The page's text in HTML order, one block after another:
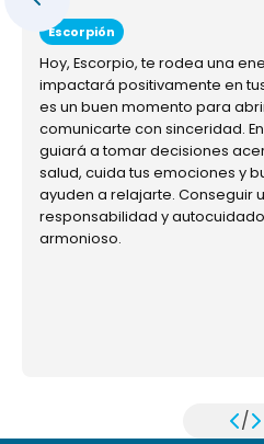
Escorpión
Hoy, Escorpio, te rodea una
impactará positivamente en
es un buen momento para
comunicarte con sinceridad.
guiará a tomar decisiones
salud, cuida tus emociones y
ayuden a relajarte. Conseguir
responsabilidad y
armonioso.
/